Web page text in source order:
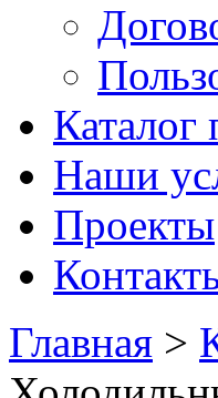
Каталог
Наши
Проекты
Главная >